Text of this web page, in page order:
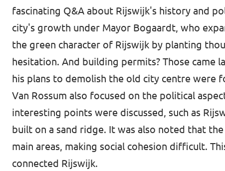
fascinating Q&A about Rijswijk's history and
city's growth under Mayor Bogaardt, who
the green character of Rijswijk by planting
hesitation. And building permits? Those came
his plans to demolish the old city centre
Van Rossum also focused on the political
interesting points were discussed, such as
built on a sand ridge. It was also noted that
main areas, making social cohesion difficult.
connected Rijswijk.